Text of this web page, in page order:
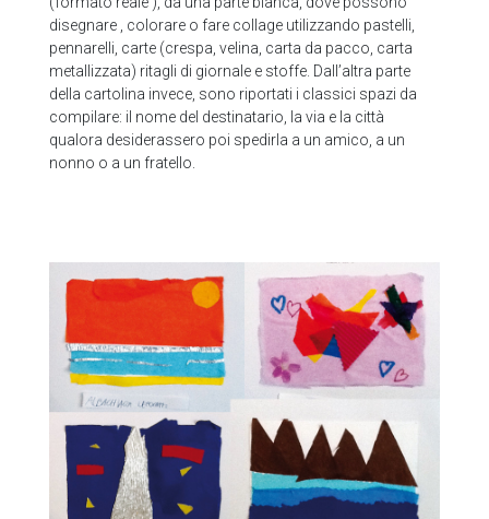
disegnare , colorare o fare collage utilizzando pastelli,
pennarelli, carte (crespa, velina, carta da pacco, carta
metallizzata) ritagli di giornale e stoffe. Dall’altra parte
della cartolina invece, sono riportati i classici spazi da
compilare: il nome del destinatario, la via e la città
qualora desiderassero poi spedirla a un amico, a un
nonno o a un fratello.